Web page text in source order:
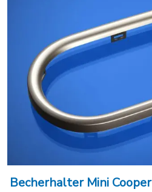
Becherhalter Mini Cooper